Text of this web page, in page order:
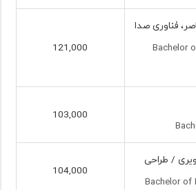
فناوری صدا
Bachelor
121,000
103,000
/ طراحی
Bachelor of
104,000